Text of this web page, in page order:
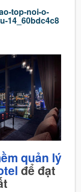
top-noi-o-
14_60bdc4c8
quản lý
để đạt